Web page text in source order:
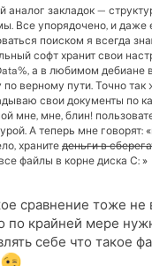
аналог закладок —
Все упорядочено, и даже
поиском я всегда
софт хранит свои
а в любимом дебиане
по верному пути. Точно так
свои документы по
мне, мне, блин!
А теперь мне говорят:
храните деньги в
все файлы в корне диска С: »
сравнение тоже не
по крайней мере
себе что такое